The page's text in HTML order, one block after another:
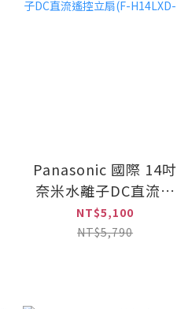
Panasonic 國際 14吋
奈米水離子DC直流遙
控立扇(F-H14LXD-K)
NT$5,100
NT$5,790